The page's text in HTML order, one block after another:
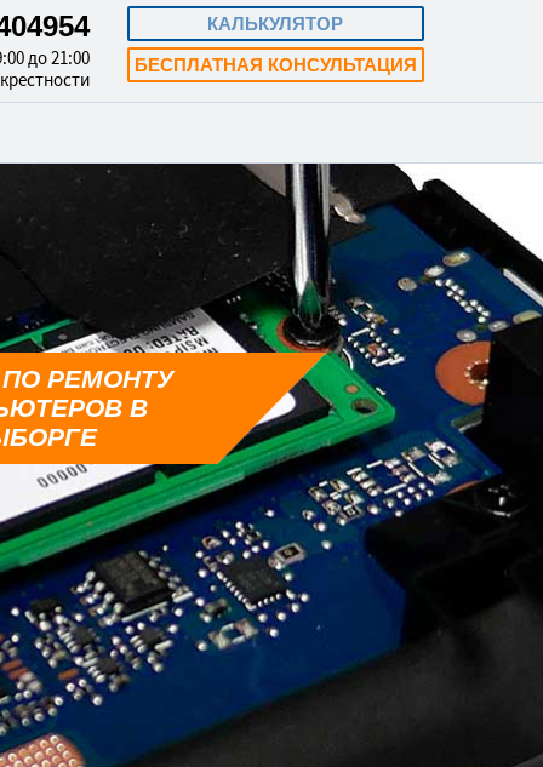
КАЛЬКУЛЯТОР
БЕСПЛАТНАЯ КОНСУЛЬТАЦИЯ
до 21:00
РЕМОНТУ
В